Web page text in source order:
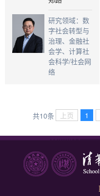
研究领域：数
字社会转型与
治理、金融社
会学、计算社
会科学/社会网
络
共10条 上页 1